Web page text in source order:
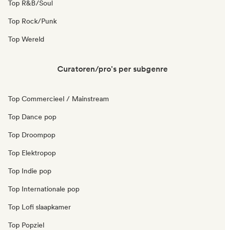
Top R&B/Soul
Top Rock/Punk
Top Wereld
Curatoren/pro's per subgenre
Top Commercieel / Mainstream
Top Dance pop
Top Droompop
Top Elektropop
Top Indie pop
Top Internationale pop
Top Lofi slaapkamer
Top Popziel